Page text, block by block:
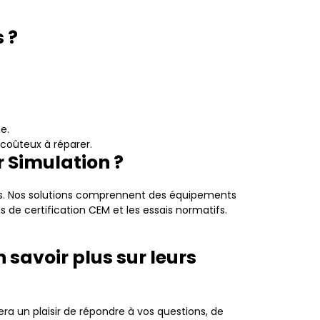
?
à réparer.
Simulation ?
solutions comprennent des équipements
de certification CEM et les essais normatifs.
savoir plus sur leurs
un plaisir de répondre à vos questions, de